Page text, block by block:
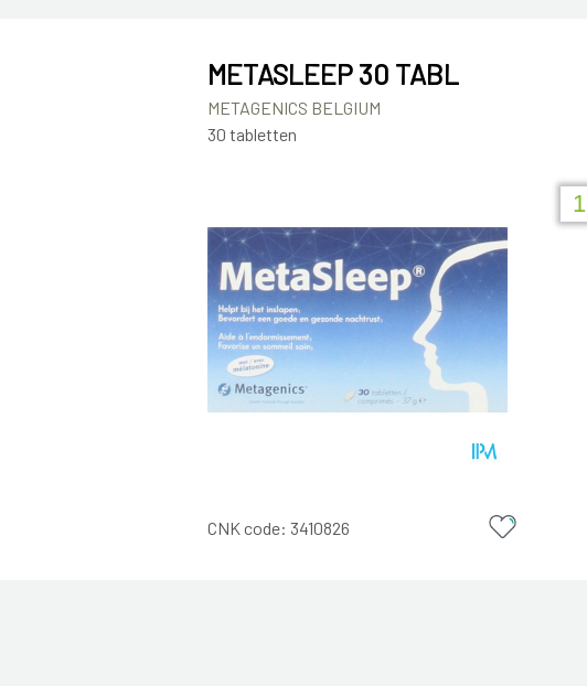
METASLEEP 30 TABL
METAGENICS BELGIUM
30 tabletten
CNK code:3410826